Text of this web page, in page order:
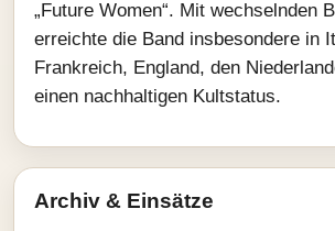
„Future Women“. Mit wechselnden
erreichte die Band insbesondere in
Frankreich, England, den
einen nachhaltigen Kultstatus.
Archiv & Einsätze